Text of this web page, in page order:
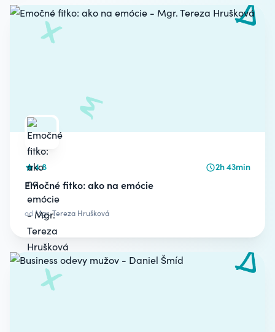
4.8 2h 43min
Emočné fitko: ako na emócie
odMgr. Tereza Hrušková